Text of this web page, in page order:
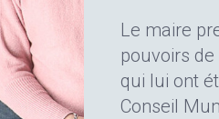
Le maire
pouvoirs
qui lui ont
Conseil